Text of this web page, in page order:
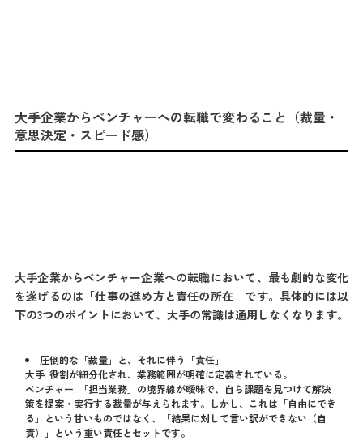
大手企業からベンチャーへの転職で変わること（裁量・
意思決定・スピード感）
大手企業からベンチャー企業への転職において、最も劇的な変化
を遂げるのは「仕事の進め方と責任の所在」です。具体的には以
下の3つのポイントにおいて、大手の常識は通用しなくなります。
圧倒的な「裁量」と、それに伴う「責任」
大手: 役割が細分化され、業務範囲が明確に定義されている。
ベンチャー: 「担当業務」の境界線が曖昧で、自ら課題を見つけて解決
策を提案・実行する裁量が与えられます。しかし、これは「自由にでき
る」という甘いものではなく、「結果に対して言い訳ができない（自
責）」という重い責任とセットです。